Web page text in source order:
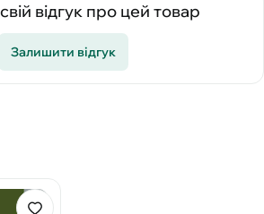
відгук про цей товар
Залишити відгук